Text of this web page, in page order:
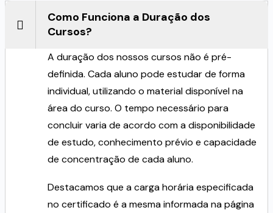
Como Funciona a Duração dos
Cursos?
A duração dos nossos cursos não é pré-
definida. Cada aluno pode estudar de forma
individual, utilizando o material disponível na
área do curso. O tempo necessário para
concluir varia de acordo com a disponibilidade
de estudo, conhecimento prévio e capacidade
de concentração de cada aluno.
Destacamos que a carga horária especificada
no certificado é a mesma informada na página